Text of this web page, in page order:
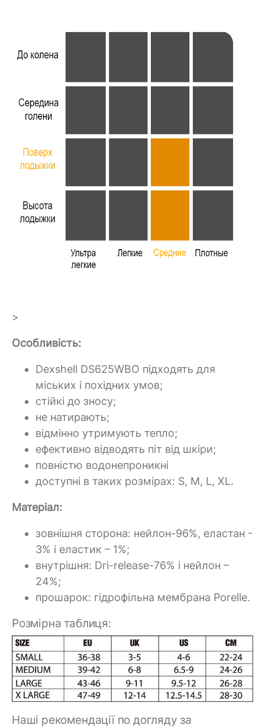
>
Особливість:
Dexshell DS625WBO підходять для
міських і похідних умов;
стійкі до зносу;
не натирають;
відмінно утримують тепло;
ефективно відводять піт від шкіри;
повністю водонепроникні
доступні в таких розмірах: S, M, L, XL.
Матеріал:
зовнішня сторона: нейлон-96%, еластан -
3% і еластик – 1%;
внутрішня: Dri-release-76% і нейлон –
24%;
прошарок: гідрофільна мембрана Porelle.
Розмірна таблиця:
Наші рекомендації по догляду за